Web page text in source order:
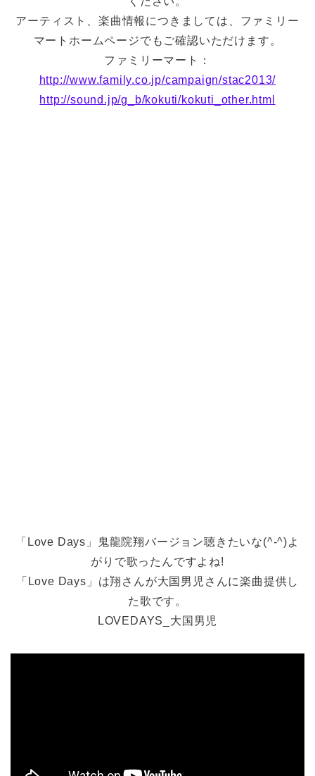
アーティスト、楽曲情報につきましては、ファミリー
マートホームページでもご確認いただけます。
ファミリーマート：
http://www.family.co.jp/campaign/stac2013/
http://sound.jp/g_b/kokuti/kokuti_other.html
「Love Days」鬼龍院翔バージョン聴きたいな(^-^)よ
がりで歌ったんですよね!
「Love Days」は翔さんが大国男児さんに楽曲提供し
た歌です。
LOVEDAYS_大国男児